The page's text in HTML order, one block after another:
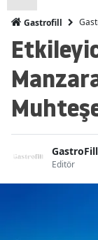
Gastrofill
GastroFill
Editör